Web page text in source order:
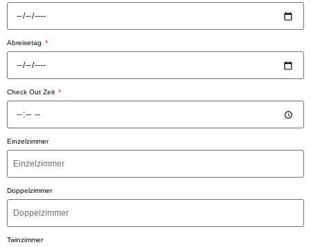
Abreisetag
Check Out Zeit
Einzelzimmer
Doppelzimmer
Twinzimmer